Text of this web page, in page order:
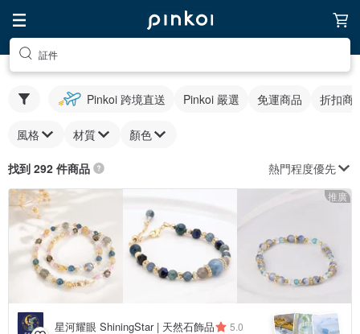
証件
Pinkoi 跨境直送 Pinkoi 嚴選 免運商品 折扣商
風格 材質 顏色
找到 292 件商品 熱門程度優先
推廣
星河耀眼 ShiningStar | 天然石飾品 5.0